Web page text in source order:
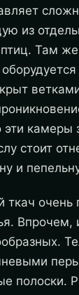
из
Там
эти камеры
стоит
и
очень
Впрочем,
полоски.